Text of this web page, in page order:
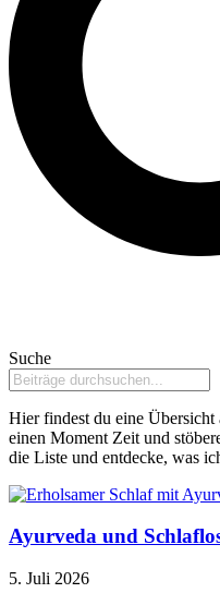
Suche
Hier findest du eine
einen Moment Zeit und
die Liste und entdecke, was
Ayurveda und
5. Juli 2026